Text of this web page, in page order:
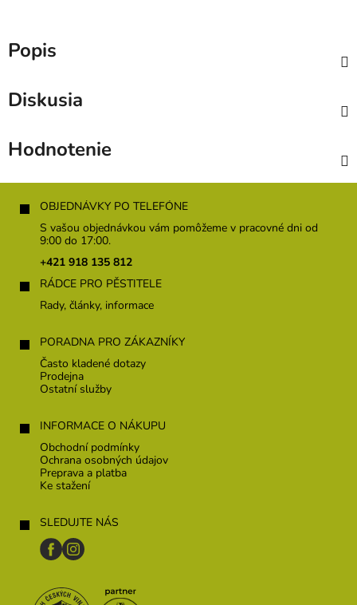
Popis
Diskusia
Hodnotenie
OBJEDNÁVKY PO TELEFÓNE
S vašou objednávkou vám pomôžeme v pracovné dni od
9:00 do 17:00.
+421 918 135 812
RÁDCE PRO PĚSTITELE
Rady, články, informace
PORADNA PRO ZÁKAZNÍKY
Často kladené dotazy
Prodejna
Ostatní služby
INFORMACE O NÁKUPU
Obchodní podmínky
Ochrana osobných údajov
Preprava a platba
Ke stažení
SLEDUJTE NÁS